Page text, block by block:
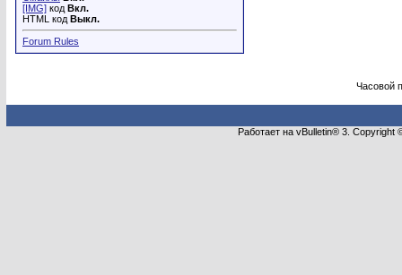
[IMG] код Вкл.
HTML код Выкл.
Forum Rules
Часовой
Работает на vBulletin® 3.